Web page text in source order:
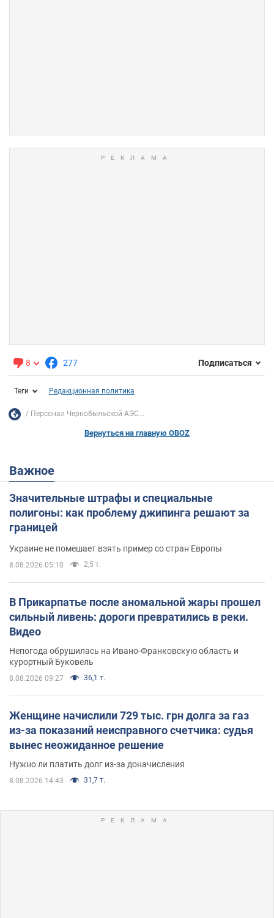
8 277 Подписаться
Теги Редакционная политика
Персонал Чернобыльской АЭС...
Вернуться на главную OBOZ
Важное
Значительные штрафы и специальные
полигоны: как проблему джипинга решают за
границей
Украине не помешает взять пример со стран Европы
8.08.2026 05:10 2,5 т.
В Прикарпатье после аномальной жары прошел
сильный ливень: дороги превратились в реки.
Видео
Непогода обрушилась на Ивано-Франковскую область и
курортный Буковель
8.08.2026 09:27 36,1 т.
Женщине начислили 729 тыс. грн долга за газ
из-за показаний неисправного счетчика: судья
вынес неожиданное решение
Нужно ли платить долг из-за доначисления
8.08.2026 14:43 31,7 т.